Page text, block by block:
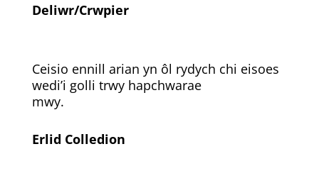
Deliwr/Crwpier
Ceisio ennill arian yn ôl rydych chi eisoes
wedi’i golli trwy hapchwarae
mwy.
Erlid Colledion